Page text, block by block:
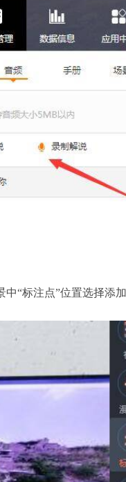
中“标注点”位置选择添